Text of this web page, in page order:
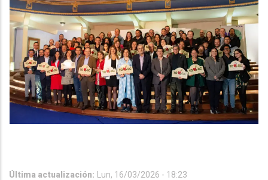
Última actualización: Lun, 16/03/2026 - 18:23